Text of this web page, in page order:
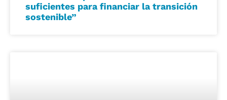
suficientes para financiar la transición
sostenible”